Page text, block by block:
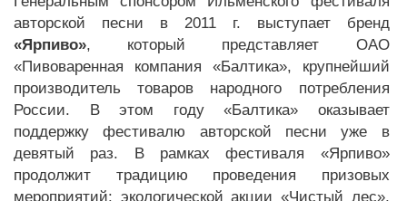
авторской песни в 2011 г. выступает бренд
«Ярпиво», который представляет ОАО
«Пивоваренная компания «Балтика», крупнейший
производитель товаров народного потребления
России. В этом году «Балтика» оказывает
поддержку фестивалю авторской песни уже в
девятый раз. В рамках фестиваля «Ярпиво»
продолжит традицию проведения призовых
мероприятий: экологической акции «Чистый лес»,